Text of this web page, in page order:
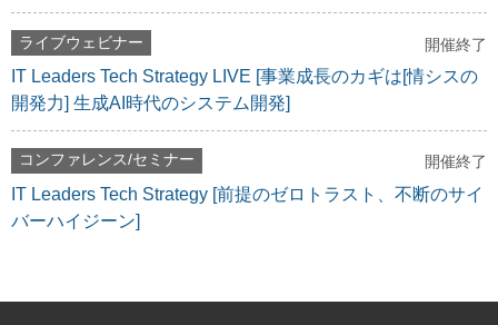
ライブウェビナー 開催終了
IT Leaders Tech Strategy LIVE [事業成長のカギは[情シスの
開発力] 生成AI時代のシステム開発]
コンファレンス/セミナー 開催終了
IT Leaders Tech Strategy [前提のゼロトラスト、不断のサイ
バーハイジーン]